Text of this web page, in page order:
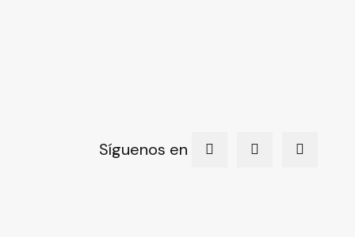
Síguenos en